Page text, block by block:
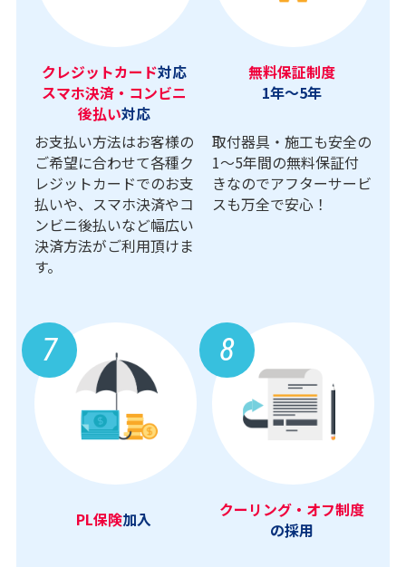
クレジットカード対応
スマホ決済・コンビニ
後払い対応
お支払い方法はお客様の
ご希望に合わせて各種ク
レジットカードでのお支
払いや、スマホ決済やコ
ンビニ後払いなど幅広い
決済方法がご利用頂けま
す。
無料保証制度
1年～5年
取付器具・施工も安全の
1〜5年間の無料保証付
きなのでアフターサービ
スも万全で安心！
7
PL保険加入
8
クーリング・オフ制度
の採用